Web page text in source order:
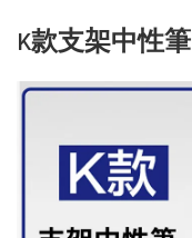
K款支架中性筆